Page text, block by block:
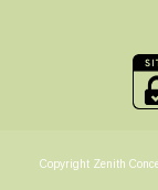
Copyright Zenith